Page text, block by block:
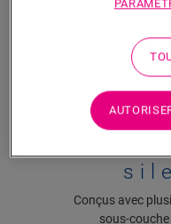
Conçus avec
sous-